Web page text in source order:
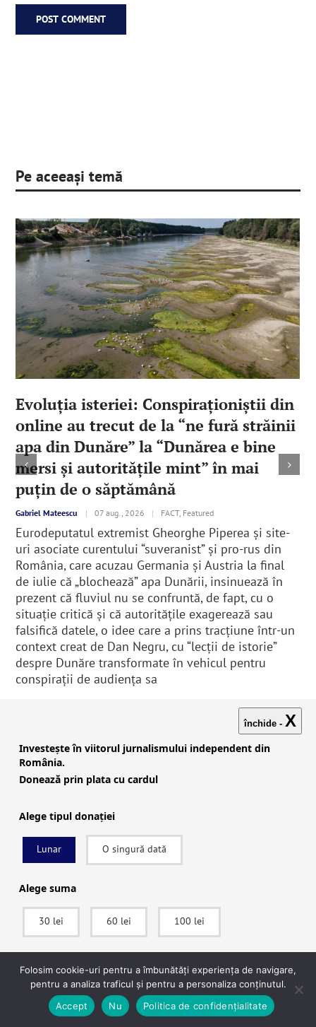
Pe aceeași temă
Evoluția isteriei: Conspiraționiștii din
online au trecut de la “ne fură străinii
apa din Dunăre” la “Dunărea e bine
mersi și autoritățile mint” în mai
puțin de o săptămână
Gabriel Mateescu | 07 aug., 2026 | FACT, Featured
Eurodeputatul extremist Gheorghe Piperea și site-
uri asociate curentului “suveranist” și pro-rus din
România, care acuzau Germania și Austria la final
de iulie că „blochează” apa Dunării, insinuează în
prezent că fluviul nu se confruntă, de fapt, cu o
situație critică și că autoritățile exagerează sau
falsifică datele, o idee care a prins tracțiune într-un
context creat de Dan Negru, cu “lecții de istorie”
despre Dunăre transformate în vehicul pentru
conspirații de audiența sa
Dă-ne un pont/ Send Us a Tip
închide - X
Investește în viitorul jurnalismului independent din
România.
Donează prin plata cu cardul
Alege tipul donației
Lunar O singură dată
Alege suma
30 lei 60 lei 100 lei
SUSȚINE
După ce vei apăsa pe Donează vei fi redirecționat către pagina securizată a
procesatorului de plăți Stripe, unde vei putea plăti în siguranță.
Folosim cookie-uri pentru a îmbunătăți experiența de navigare,
pentru a analiza traficul și pentru a personaliza conținutul.
Accept
Nu Politica de confidențialitate